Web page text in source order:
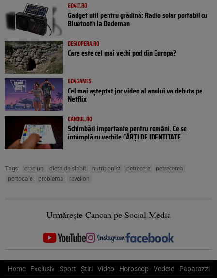
GO4IT.RO
Gadget util pentru grădină: Radio solar portabil cu
Bluetooth la Dedeman
DESCOPERA.RO
Care este cel mai vechi pod din Europa?
GO4GAMES
Cel mai așteptat joc video al anului va debuta pe
Netflix
GANDUL.RO
Schimbări importante pentru români. Ce se
întâmplă cu vechile CĂRȚI DE IDENTITATE
Tags: craciun dieta de slabit nutritionist petrecere
petrecerea
portocale
problema revelion
Urmărește Cancan pe Social Media
Home Exclusiv Sport Știri Video Horoscop Vedete Paparazzi